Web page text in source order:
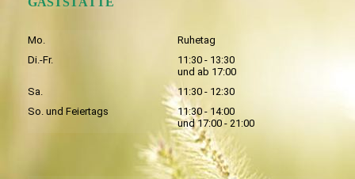
Mo.
Ruhetag
Di.-Fr.
11:30 - 13:30
und ab 17:00
Sa.
11:30 - 12:30
So. und Feiertags
11:30 - 14:00
und 17:00 - 21:00